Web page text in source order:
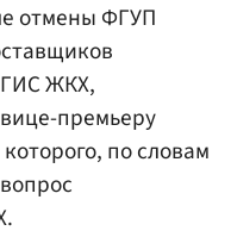
отмены ФГУП
ГИС ЖКХ,
премьеру
по словам